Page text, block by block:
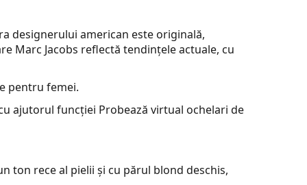
designerului american este originală,
Marc Jacobs reflectă tendințele actuale, cu
pentru femei.
ajutorul funcției Probează virtual ochelari de
ton rece al pielii și cu părul blond deschis,